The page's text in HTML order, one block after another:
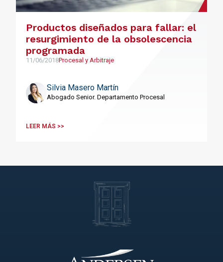
Productos diseñados para fallar: el
resurgimiento de la obsolescencia
programada
11/06/2018Procesal y Arbitraje
Silvia Masero Martín
Abogado Senior. Departamento Procesal
LEER MÁS >>